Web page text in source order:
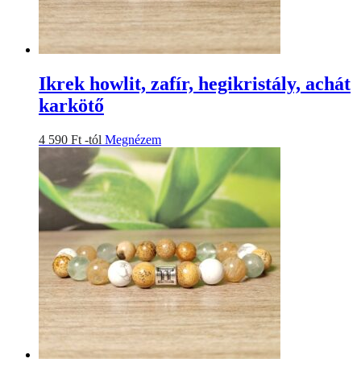
Ikrek howlit, zafír, hegikristály, achát
karkötő
4 590 Ft -tól MegnézemEnnek
a
terméknek
több
variációja
van.
A
változatok
a
termékoldalon
választhatók
ki